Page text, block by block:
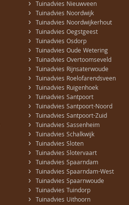
› Tuinadvies Nieuwveen
› Tuinadvies Noordwijk
› Tuinadvies Noordwijkerhout
› Tuinadvies Oegstgeest
› Tuinadvies Osdorp
› Tuinadvies Oude Wetering
› Tuinadvies Overtoomseveld
› Tuinadvies Rijnsaterwoude
› Tuinadvies Roelofarendsveen
› Tuinadvies Ruigenhoek
› Tuinadvies Santpoort
› Tuinadvies Santpoort-Noord
› Tuinadvies Santpoort-Zuid
› Tuinadvies Sassenheim
› Tuinadvies Schalkwijk
› Tuinadvies Sloten
› Tuinadvies Slotervaart
› Tuinadvies Spaarndam
› Tuinadvies Spaarndam-West
› Tuinadvies Spaarnwoude
› Tuinadvies Tuindorp
› Tuinadvies Uithoorn